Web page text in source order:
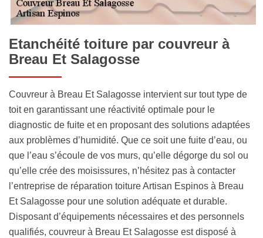
Etanchéité toiture par couvreur à
Breau Et Salagosse
Couvreur à Breau Et Salagosse intervient sur tout type de
toit en garantissant une réactivité optimale pour le
diagnostic de fuite et en proposant des solutions adaptées
aux problèmes d’humidité. Que ce soit une fuite d’eau, ou
que l’eau s’écoule de vos murs, qu’elle dégorge du sol ou
qu’elle crée des moisissures, n’hésitez pas à contacter
l’entreprise de réparation toiture Artisan Espinos à Breau
Et Salagosse pour une solution adéquate et durable.
Disposant d’équipements nécessaires et des personnels
qualifiés, couvreur à Breau Et Salagosse est disposé à